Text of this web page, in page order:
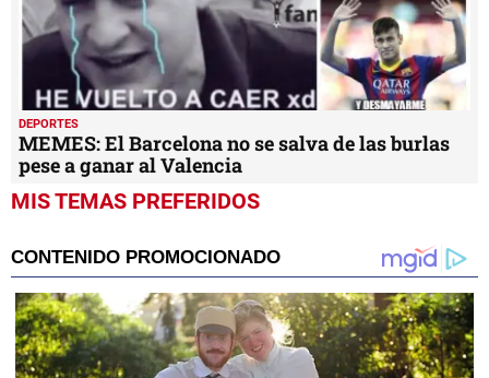
DEPORTES
MEMES: El Barcelona no se salva de las burlas
pese a ganar al Valencia
MIS TEMAS PREFERIDOS